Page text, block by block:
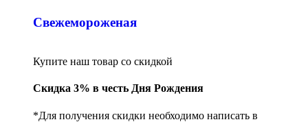
Свежемороженая
Купите наш товар со скидкой
Скидка 3% в честь Дня Рождения
*Для получения скидки необходимо написать в